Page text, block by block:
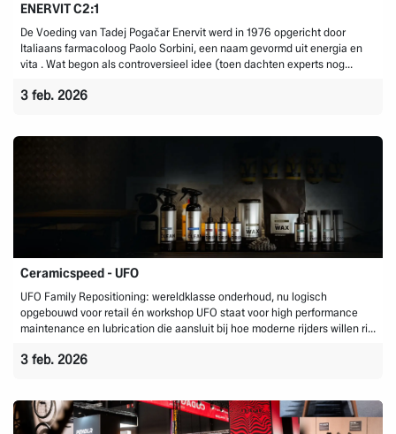
ENERVIT C2:1
De Voeding van Tadej Pogačar Enervit werd in 1976 opgericht door
Italiaans farmacoloog Paolo Sorbini, een naam gevormd uit energia en
vita . Wat begon als controversieel idee (toen dachten experts nog...
3 feb. 2026
Ceramicspeed - UFO
UFO Family Repositioning: wereldklasse onderhoud, nu logisch
opgebouwd voor retail én workshop UFO staat voor high performance
maintenance en lubrication die aansluit bij hoe moderne rijders willen ri...
3 feb. 2026